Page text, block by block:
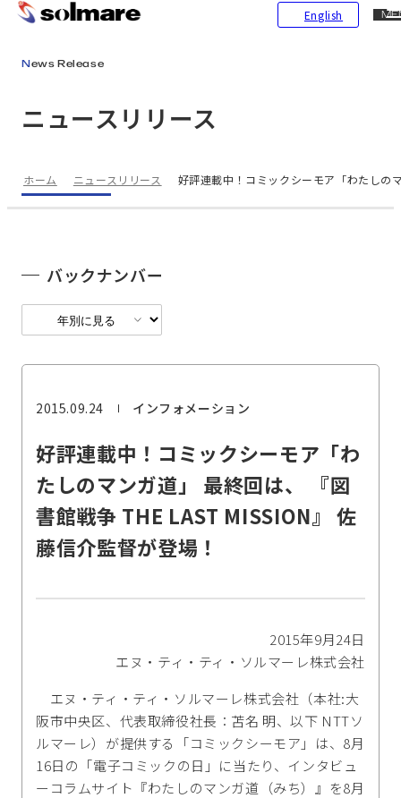
English
ニュースリリース
News Release
ホーム ニュースリリース 好評連載中！コミックシーモア「わたしの
2015.09.24 インフォメーション
好評連載中！コミックシーモア「わ
たしのマンガ道」 最終回は、 『図
書館戦争 THE LAST MISSION』 佐
藤信介監督が登場！
2015年9月24日
エヌ・ティ・ティ・ソルマーレ株式会社
エヌ・ティ・ティ・ソルマーレ株式会社（本社:大
阪市中央区、代表取締役社長：苫名 明、以下 NTTソ
ルマーレ）が提供する「コミックシーモア」は、8月
16日の「電子コミックの日」に当たり、インタビュ
ーコラムサイト『わたしのマンガ道（みち）』を8月
バックナンバー